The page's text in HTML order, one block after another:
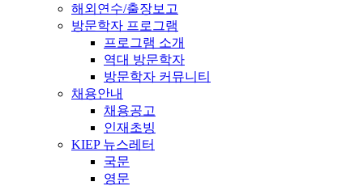
해외연수/출장보고
방문학자 프로그램
프로그램 소개
역대 방문학자
방문학자 커뮤니티
채용안내
채용공고
인재초빙
KIEP 뉴스레터
국문
영문